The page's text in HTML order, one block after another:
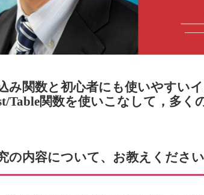
み関数と初心者にも使いやすい
Table関数を使いこなして，多く
の内容について、お教えください